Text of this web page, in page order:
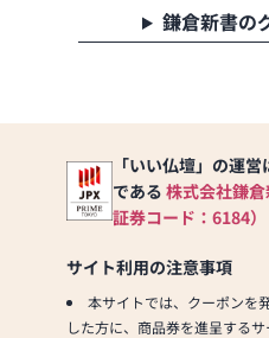
鎌倉新書の
「いい仏壇」の運
である 株式会社鎌倉
証券コード：6184）
サイト利用の注意事項
本サイトでは、クーポンを
した方に、商品券を進呈する